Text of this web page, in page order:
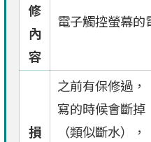
修
內
容
電子觸控螢幕的
損
之前有保修過，
寫的時候會斷掉
（類似斷水），